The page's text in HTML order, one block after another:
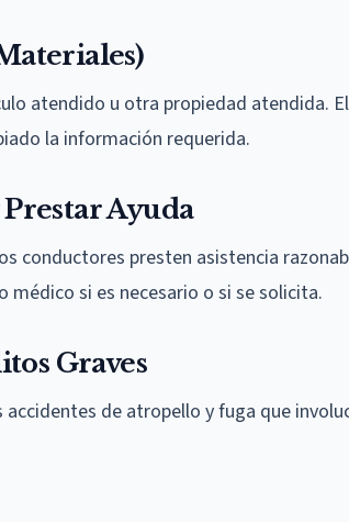
atendido u otra propiedad atendida. El
la información requerida.
Ayuda
conductores presten asistencia
si es necesario o si se solicita.
Graves
de atropello y fuga que